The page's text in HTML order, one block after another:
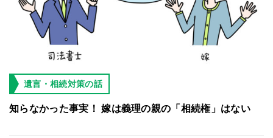
遺言・相続対策の話
知らなかった事実！ 嫁は義理の親の「相続権」はない